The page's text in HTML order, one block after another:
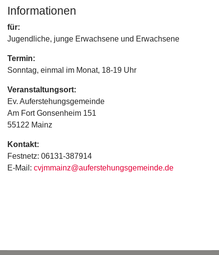
Informationen
für:
Jugendliche, junge Erwachsene und Erwachsene
Termin:
Sonntag, einmal im Monat, 18-19 Uhr
Veranstaltungsort:
Ev. Auferstehungsgemeinde
Am Fort Gonsenheim 151
55122 Mainz
Kontakt:
Festnetz: 06131-387914
E-Mail: cvjmmainz@auferstehungsgemeinde.de